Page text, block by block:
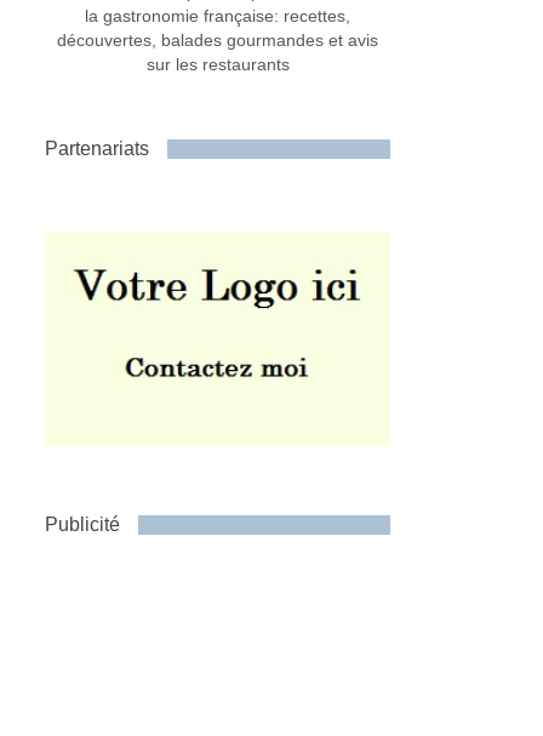
la gastronomie française: recettes,
découvertes, balades gourmandes et avis
sur les restaurants
Partenariats
Publicité